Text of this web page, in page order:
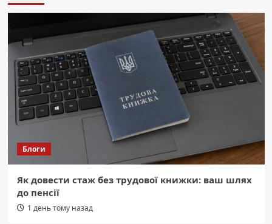
Блоги
Як довести стаж без трудової книжки: ваш шлях
до пенсії
1 день тому назад